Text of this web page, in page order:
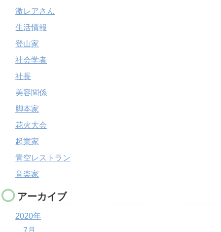
激レアさん
生活情報
登山家
社会学者
社長
美容関係
脚本家
花火大会
起業家
青空レストラン
音楽家
アーカイブ
2020年